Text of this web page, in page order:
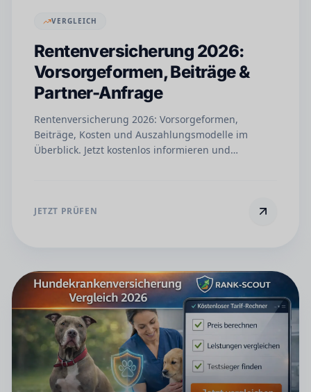
VERGLEICH
Rentenversicherung 2026:
Vorsorgeformen, Beiträge &
Partner-Anfrage
Rentenversicherung 2026: Vorsorgeformen,
Beiträge, Kosten und Auszahlungsmodelle im
Überblick. Jetzt kostenlos informieren und
JETZT PRÜFEN